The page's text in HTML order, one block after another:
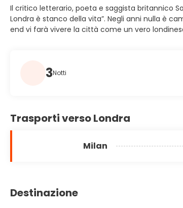
Il critico letterario, poeta e saggista britannico
Londra è stanco della vita”. Negli anni nulla è
end vi farà vivere la città come un vero
3Notti
Trasporti verso Londra
Milan
Destinazione